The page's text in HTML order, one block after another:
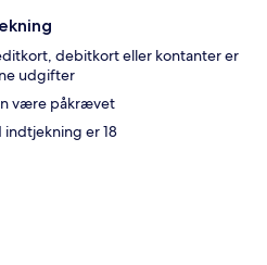
debitkort eller kontanter er
udgifter
være påkrævet
er 18